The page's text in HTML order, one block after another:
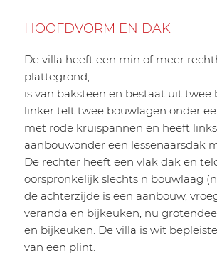
HOOFDVORM EN DAK
De villa heeft een min of meer
plattegrond,
is van baksteen en bestaat uit twee
linker telt twee bouwlagen onder
met rode kruispannen en heeft
aanbouwonder een lessenaarsdak
De rechter heeft een vlak dak en
oorspronkelijk slechts n bouwlaag
de achterzijde is een aanbouw,
veranda en bijkeuken, nu
en bijkeuken. De villa is wit
van een plint.